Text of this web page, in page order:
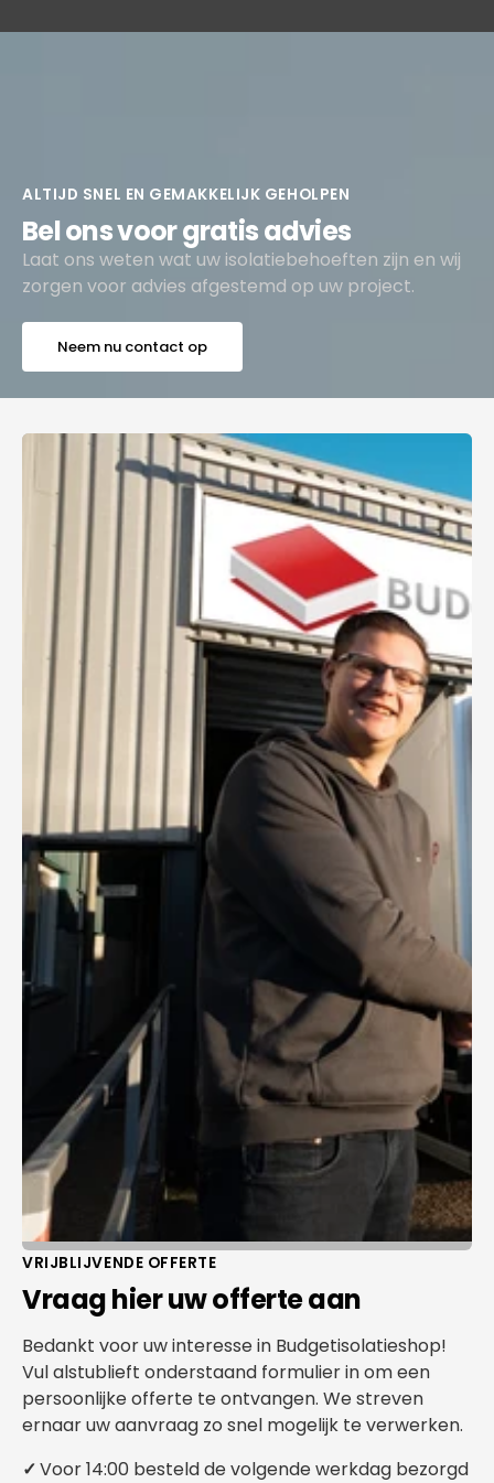
ALTIJD SNEL EN GEMAKKELIJK GEHOLPEN
Bel ons voor gratis advies
Laat ons weten wat uw isolatiebehoeften zijn en wij
zorgen voor advies afgestemd op uw project.
Neem nu contact op
VRIJBLIJVENDE OFFERTE
Vraag hier uw offerte aan
Bedankt voor uw interesse in Budgetisolatieshop!
Vul alstublieft onderstaand formulier in om een
persoonlijke offerte te ontvangen. We streven
ernaar uw aanvraag zo snel mogelijk te verwerken.
✓Voor 14:00 besteld de volgende werkdag bezorgd